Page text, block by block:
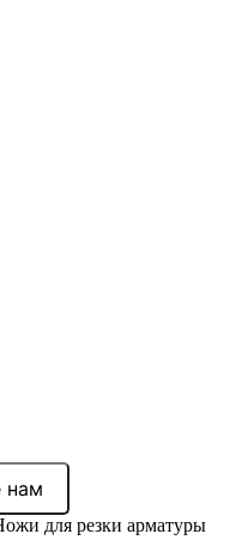
нам
для резки арматуры